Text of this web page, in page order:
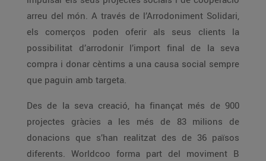
arreu del món. A través de l’Arrodoniment Solidari,
els comerços poden oferir als seus clients la
possibilitat d’arrodonir l’import final de la seva
compra i donar cèntims a una causa social sempre
que paguin amb targeta.
Des de la seva creació, ha finançat més de 900
projectes gràcies a les més de 83 milions de
donacions que s’han realitzat des de 36 països
diferents. Worldcoo forma part del moviment B